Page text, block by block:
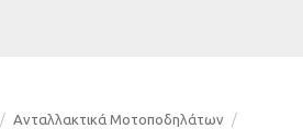
/ Ανταλλακτικά Μοτοποδηλάτων
/